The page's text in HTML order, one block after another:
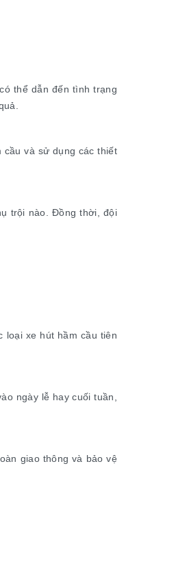
thể dẫn đến tình trạng
và sử dụng các thiết
trội nào. Đồng thời, đội
loại xe hút hầm cầu tiên
ngày lễ hay cuối tuần,
giao thông và bảo vệ